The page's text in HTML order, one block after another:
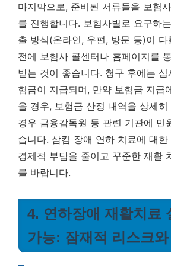
마지막으로, 준비된 서류들을 보험
를 진행합니다. 보험사별로 요구하
출 방식(온라인, 우편, 방문 등)이
전에 보험사 콜센터나 홈페이지를
받는 것이 좋습니다. 청구 후에는
험금이 지급되며, 만약 보험금 지급
을 경우, 보험금 산정 내역을 상세
경우 금융감독원 등 관련 기관에 민
습니다. 삼킴 장애 연하 치료에 대
경제적 부담을 줄이고 꾸준한 재활
를 바랍니다.
4. 연하장애 재활치료
가능: 잠재적 리스크